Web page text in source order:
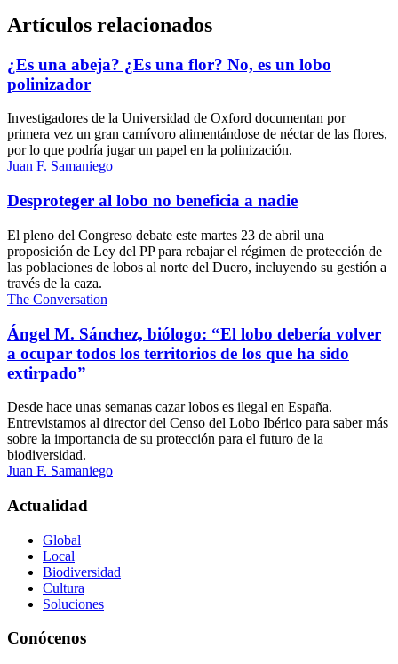
Artículos relacionados
¿Es una abeja? ¿Es una flor? No, es un lobo
polinizador
Investigadores de la Universidad de Oxford documentan por
primera vez un gran carnívoro alimentándose de néctar de las flores,
por lo que podría jugar un papel en la polinización.
Juan F. Samaniego
Desproteger al lobo no beneficia a nadie
El pleno del Congreso debate este martes 23 de abril una
proposición de Ley del PP para rebajar el régimen de protección de
las poblaciones de lobos al norte del Duero, incluyendo su gestión a
través de la caza.
The Conversation
Ángel M. Sánchez, biólogo: “El lobo debería volver
a ocupar todos los territorios de los que ha sido
extirpado”
Desde hace unas semanas cazar lobos es ilegal en España.
Entrevistamos al director del Censo del Lobo Ibérico para saber más
sobre la importancia de su protección para el futuro de la
biodiversidad.
Juan F. Samaniego
Actualidad
Global
Local
Biodiversidad
Cultura
Soluciones
Conócenos